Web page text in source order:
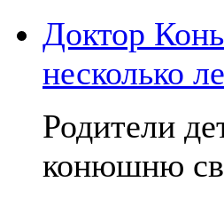
Доктор
несколько
Родители
конюшню